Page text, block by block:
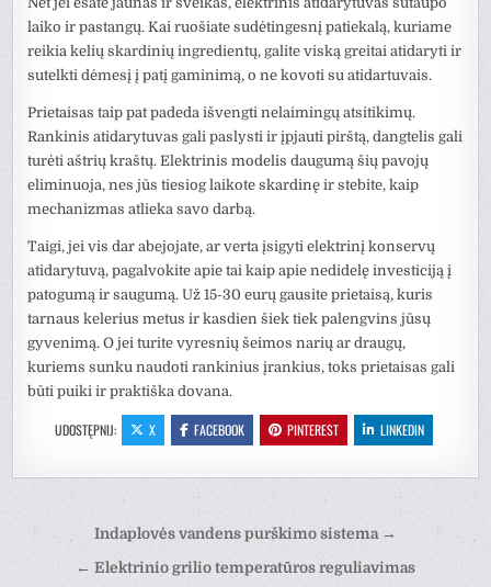
laiko ir pastangų. Kai ruošiate sudėtingesnį patiekalą, kuriame
reikia kelių skardinių ingredientų, galite viską greitai atidaryti ir
sutelkti dėmesį į patį gaminimą, o ne kovoti su atidartuvais.
Prietaisas taip pat padeda išvengti nelaimingų atsitikimų.
Rankinis atidarytuvas gali paslysti ir įpjauti pirštą, dangtelis gali
turėti aštrių kraštų. Elektrinis modelis daugumą šių pavojų
eliminuoja, nes jūs tiesiog laikote skardinę ir stebite, kaip
mechanizmas atlieka savo darbą.
Taigi, jei vis dar abejojate, ar verta įsigyti elektrinį konservų
atidarytuvą, pagalvokite apie tai kaip apie nedidelę investiciją į
patogumą ir saugumą. Už 15-30 eurų gausite prietaisą, kuris
tarnaus kelerius metus ir kasdien šiek tiek palengvins jūsų
gyvenimą. O jei turite vyresnių šeimos narių ar draugų,
kuriems sunku naudoti rankinius įrankius, toks prietaisas gali
būti puiki ir praktiška dovana.
UDOSTĘPNIJ: X FACEBOOK PINTEREST LINKEDIN
Nawigacja
wpisu
Indaplovės vandens purškimo sistema →
← Elektrinio grilio temperatūros reguliavimas